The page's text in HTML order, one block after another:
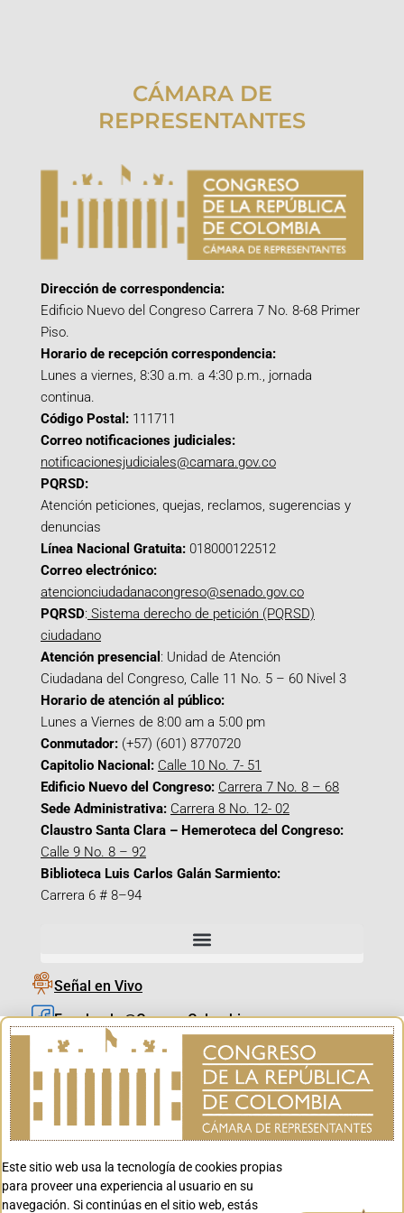
CÁMARA DE
REPRESENTANTES
Dirección de correspondencia:
Edificio Nuevo del Congreso Carrera 7 No. 8-68 Primer
Piso.
Horario de recepción correspondencia:
Lunes a viernes, 8:30 a.m. a 4:30 p.m., jornada
continua.
Código Postal: 111711
Correo notificaciones judiciales:
notificacionesjudiciales@camara.gov.co
PQRSD:
Atención peticiones, quejas, reclamos, sugerencias y
denuncias
Línea Nacional Gratuita: 018000122512
Correo electrónico:
atencionciudadanacongreso@senado.gov.co
PQRSD: Sistema derecho de petición (PQRSD)
ciudadano
Atención presencial : Unidad de Atención
Ciudadana del Congreso, Calle 11 No. 5 – 60 Nivel 3
Horario de atención al público:
Lunes a Viernes de 8:00 am a 5:00 pm
Conmutador: (+57) (601) 8770720
Capitolio Nacional: Calle 10 No. 7- 51
Edificio Nuevo del Congreso: Carrera 7 No. 8 – 68
Sede Administrativa: Carrera 8 No. 12- 02
Claustro Santa Clara – Hemeroteca del Congreso:
Calle 9 No. 8 – 92
Biblioteca Luis Carlos Galán Sarmiento:
Carrera 6 # 8–94
Señal en Vivo
Facebook_@CamaraColombia
Instagram_@CamaraColombia
X_@CamaraColombia
Youtube_@CamaraColombia
Youtube_@CanalCongreso
Este sitio web usa la tecnología de cookies propias
para proveer una experiencia al usuario en su
navegación. Si continúas en el sitio web, estás